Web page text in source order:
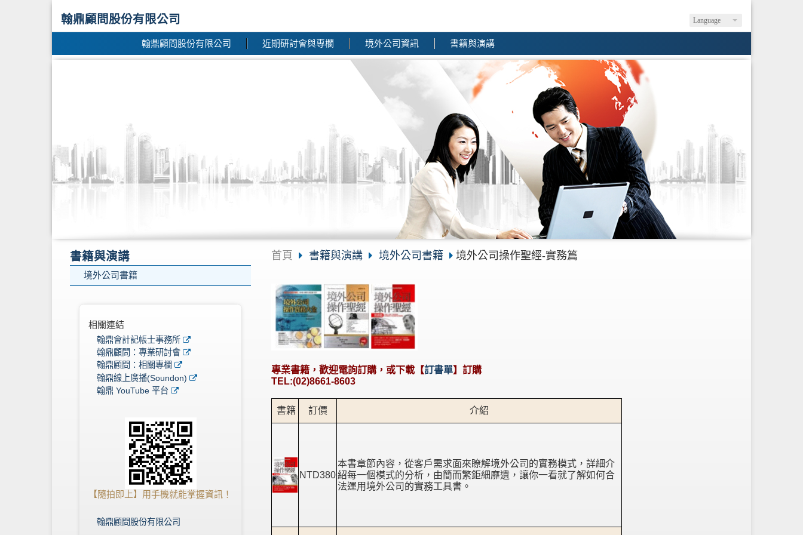
Language
翰鼎顧問股份有限公司
翰鼎顧問股份有限公司 近期研討會與專欄 境外公司資訊 書籍與演講
書籍與演講
境外公司書籍
相關連結
翰鼎會計記帳士事務所
翰鼎顧問：專業研討會
翰鼎顧問：相關專欄
翰鼎線上廣播(Soundon)
翰鼎 YouTube 平台
【隨拍即上】用手機就能掌握資訊！
翰鼎顧問股份有限公司
首頁 書籍與演講 境外公司書籍 境外公司操作聖經-實務篇
專業書籍，歡迎電詢訂購，或下載【訂書單】訂購
TEL:(02)8661-8603
書籍 訂價 介紹
NTD380
本書章節內容，從客戶需求面來瞭解境外公司的實務模式，詳細介
紹每一個模式的分析，由簡而繁鉅細靡遺，讓你一看就了解如何合
法運用境外公司的實務工具書。